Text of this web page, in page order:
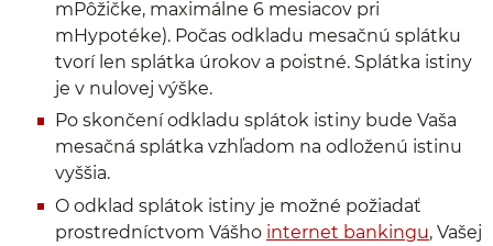
mPôžičke, maximálne 6 mesiacov pri
mHypotéke). Počas odkladu mesačnú splátku
tvorí len splátka úrokov a poistné. Splátka istiny
je v nulovej výške.
Po skončení odkladu splátok istiny bude Vaša
mesačná splátka vzhľadom na odloženú istinu
vyššia.
O odklad splátok istiny je možné požiadať
prostredníctvom Vášho internet bankingu, Vašej